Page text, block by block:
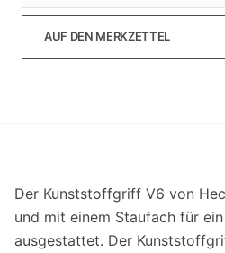
AUF DEN MERKZETTEL
Der Kunststoffgriff V6 von
und mit einem Staufach für
ausgestattet. Der